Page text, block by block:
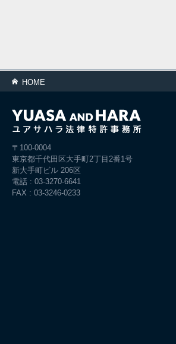
HOME
〒100-0004
東京都千代田区大手町2丁目2番1号
新大手町ビル 206区
電話 : 03-3270-6641
FAX : 03-3246-0233